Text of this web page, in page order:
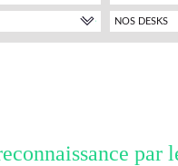
NOS DESKS
par